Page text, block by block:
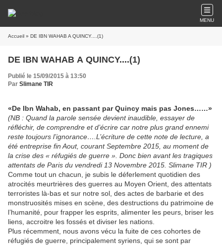
MENU
Accueil » DE IBN WAHAB A QUINCY....(1)
DE IBN WAHAB A QUINCY....(1)
Publié le 15/09/2015 à 13:50
Par Slimane TIR
«De Ibn Wahab, en passant par Quincy mais pas Jones……»
(NB : Quand la parole sensée devient inaudible, essayer de
réfléchir, de comprendre et d’écrire car notre plus grand ennemi
reste toujours l’ignorance….L’écriture de cette note de lecture, a
été entreprise fin Aout, courant Septembre 2015, au moment de
la crise des « réfugiés de guerre ». Donc bien avant les tragiques
attentats de Paris du vendredi 13 Novembre 2015. Slimane TIR )
Comme tout un chacun, je subis le déferlement quotidien des
atrocités meurtrières des guerres au Moyen Orient, des attentats
terroristes là-bas et sur notre sol, des actes de barbarie et des
monstruosités mises en scène, des destructions du patrimoine de
l’humanité, pour frapper les esprits, alimenter les peurs, briser les
liens, accroitre les fossés et diviser les nations.
Plus récemment, nous avons vécu la fuite de ces cohortes de
réfugiés de guerre, principalement syriens, qui se sont par